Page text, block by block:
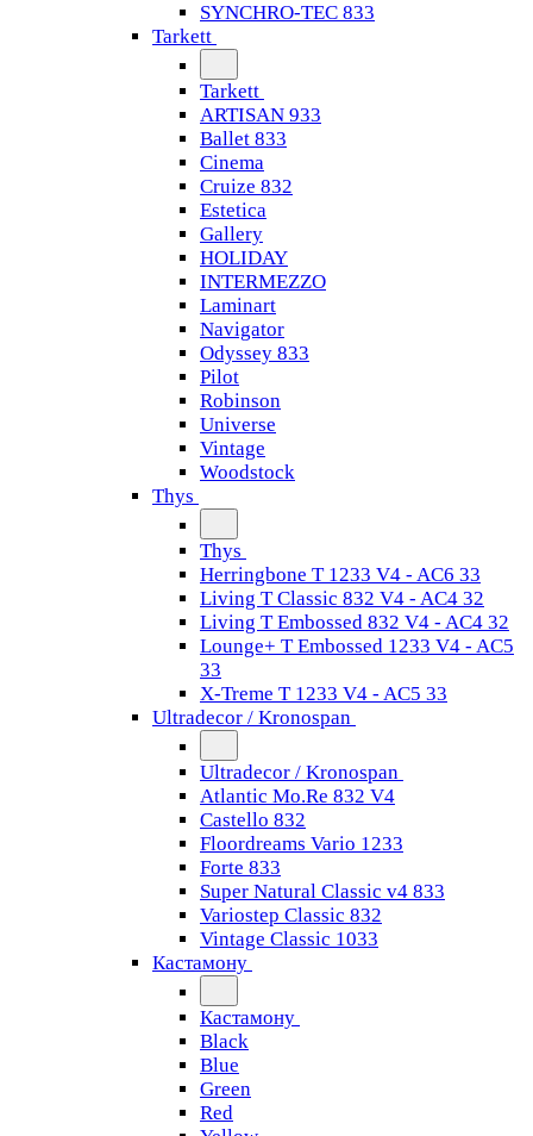
SYNCHRO-TEC 833
Tarkett
Tarkett
ARTISAN 933
Ballet 833
Cinema
Cruize 832
Estetica
Gallery
HOLIDAY
INTERMEZZO
Laminart
Navigator
Odyssey 833
Pilot
Robinson
Universe
Vintage
Woodstock
Thys
Thys
Herringbone T 1233 V4 - AC6 33
Living T Classic 832 V4 - AC4 32
Living T Embossed 832 V4 - AC4 32
Lounge+ T Embossed 1233 V4 - AC5
33
X-Treme T 1233 V4 - AC5 33
Ultradecor / Kronospan
Ultradecor / Kronospan
Atlantic Mo.Re 832 V4
Castello 832
Floordreams Vario 1233
Forte 833
Super Natural Classic v4 833
Variostep Classic 832
Vintage Classic 1033
Кастамону
Кастамону
Black
Blue
Green
Red